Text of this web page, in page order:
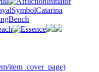
item_cover_page)